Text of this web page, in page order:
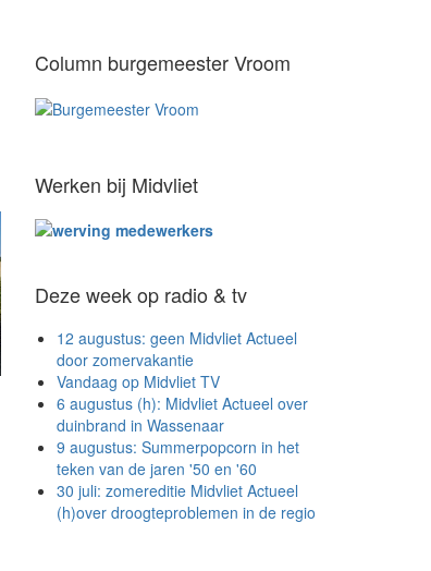
Column burgemeester Vroom
Werken bij Midvliet
Deze week op radio & tv
12 augustus: geen Midvliet Actueel
door zomervakantie
Vandaag op Midvliet TV
6 augustus (h): Midvliet Actueel over
duinbrand in Wassenaar
9 augustus: Summerpopcorn in het
teken van de jaren '50 en '60
30 juli: zomereditie Midvliet Actueel
(h)over droogteproblemen in de regio